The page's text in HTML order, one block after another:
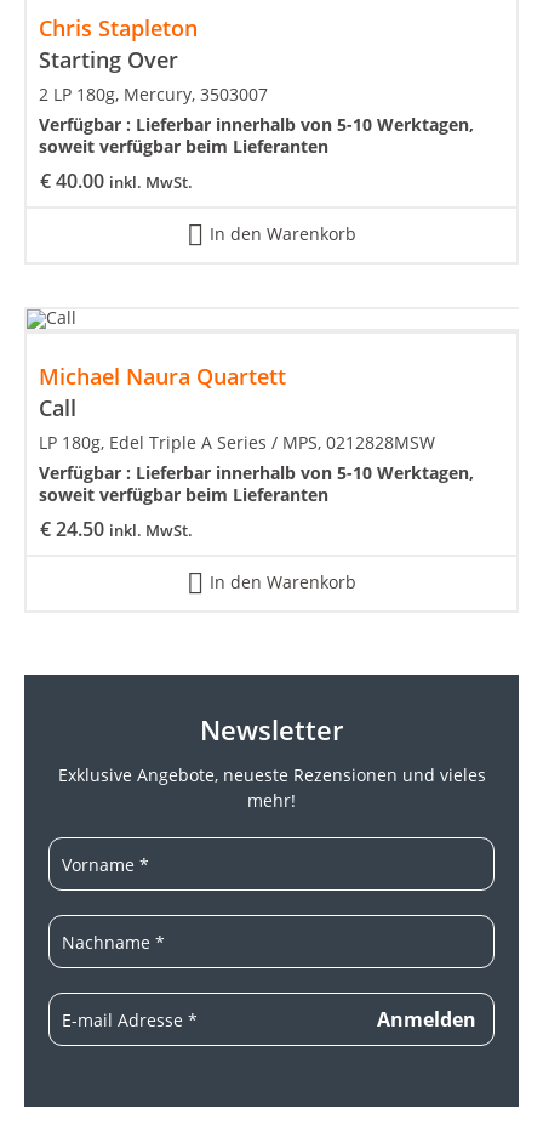
Chris Stapleton
Starting Over
€40.00 inkl. MwSt.
2 LP 180g, Mercury, 3503007
Verfügbar : Lieferbar innerhalb von 5-10 Werktagen,
soweit verfügbar beim Lieferanten
In den Warenkorb
Michael Naura Quartett
Call
€24.50 inkl. MwSt.
LP 180g, Edel Triple A Series / MPS, 0212828MSW
Verfügbar : Lieferbar innerhalb von 5-10 Werktagen,
soweit verfügbar beim Lieferanten
In den Warenkorb
Newsletter
Exklusive Angebote, neueste Rezensionen und vieles
mehr!